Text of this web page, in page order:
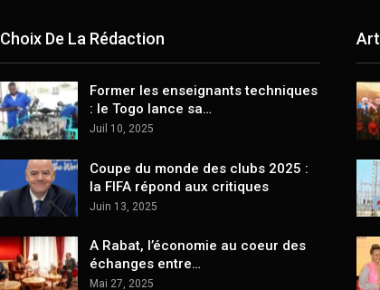
Choix De La Rédaction
Former les enseignants techniques
: le Togo lance sa…
Juil 10, 2025
Coupe du monde des clubs 2025 :
la FIFA répond aux critiques
Juin 13, 2025
A Rabat, l’économie au coeur des
échanges entre…
Mai 27, 2025